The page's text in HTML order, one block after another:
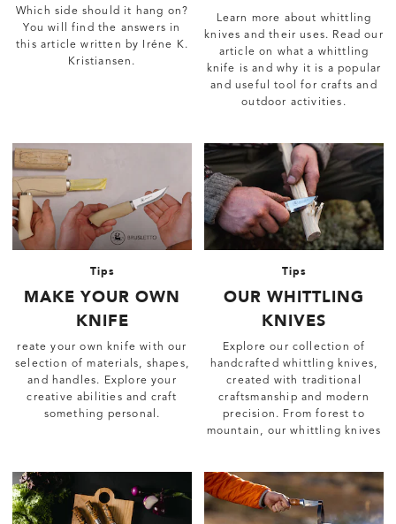
Which side should it hang on?
You will find the answers in
this article written by Iréne K.
Kristiansen.
Learn more about whittling
knives and their uses. Read our
article on what a whittling
knife is and why it is a popular
and useful tool for crafts and
outdoor activities.
Tips
MAKE YOUR OWN
KNIFE
reate your own knife with our
selection of materials, shapes,
and handles. Explore your
creative abilities and craft
something personal.
Tips
OUR WHITTLING
KNIVES
Explore our collection of
handcrafted whittling knives,
created with traditional
craftsmanship and modern
precision. From forest to
mountain, our whittling knives